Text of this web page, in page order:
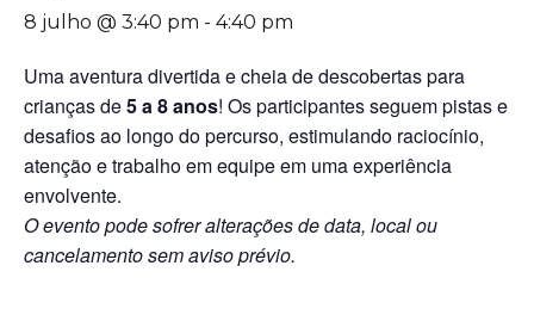
8 julho @ 3:40 pm - 4:40 pm
Uma aventura divertida e cheia de descobertas para
crianças de5 a 8 anos! Os participantes seguem pistas e
desafios ao longo do percurso, estimulando raciocínio,
atenção e trabalho em equipe em uma experiência
envolvente.
O evento pode sofrer alterações de data, local ou
cancelamento sem aviso prévio.